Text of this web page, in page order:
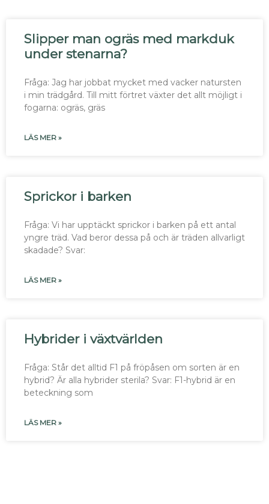
Slipper man ogräs med markduk
under stenarna?
Fråga: Jag har jobbat mycket med vacker natursten
i min trädgård. Till mitt förtret växter det allt möjligt i
fogarna: ogräs, gräs
LÄS MER »
Sprickor i barken
Fråga: Vi har upptäckt sprickor i barken på ett antal
yngre träd. Vad beror dessa på och är träden allvarligt
skadade? Svar:
LÄS MER »
Hybrider i växtvärlden
Fråga: Står det alltid F1 på fröpåsen om sorten är en
hybrid? Är alla hybrider sterila? Svar: F1-hybrid är en
beteckning som
LÄS MER »